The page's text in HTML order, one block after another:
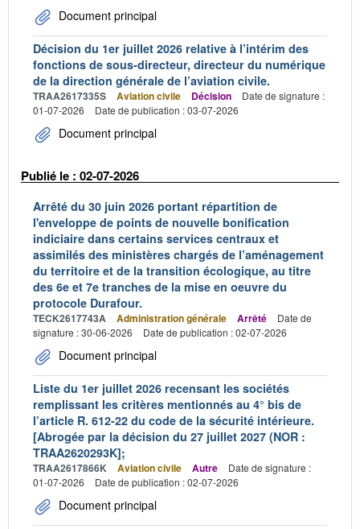
Document principal
Décision du 1er juillet 2026 relative à l’intérim des
fonctions de sous-directeur, directeur du numérique
de la direction générale de l’aviation civile.
TRAA2617335S Aviation civile Décision
Date de signature :
01-07-2026
Date de publication : 03-07-2026
Document principal
Publié le : 02-07-2026
Arrêté du 30 juin 2026 portant répartition de
l'enveloppe de points de nouvelle bonification
indiciaire dans certains services centraux et
assimilés des ministères chargés de l’aménagement
du territoire et de la transition écologique, au titre
des 6e et 7e tranches de la mise en oeuvre du
protocole Durafour.
TECK2617743A Administration générale Arrêté
Date de
signature : 30-06-2026
Date de publication : 02-07-2026
Document principal
Liste du 1er juillet 2026 recensant les sociétés
remplissant les critères mentionnés au 4° bis de
l’article R. 612-22 du code de la sécurité intérieure.
[Abrogée par la décision du 27 juillet 2027 (NOR :
TRAA2620293K];
TRAA2617866K Aviation civile Autre
Date de signature :
01-07-2026
Date de publication : 02-07-2026
Document principal